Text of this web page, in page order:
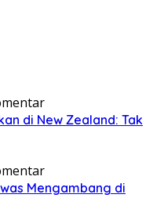
di New Zealand: Tak
Mengambang di